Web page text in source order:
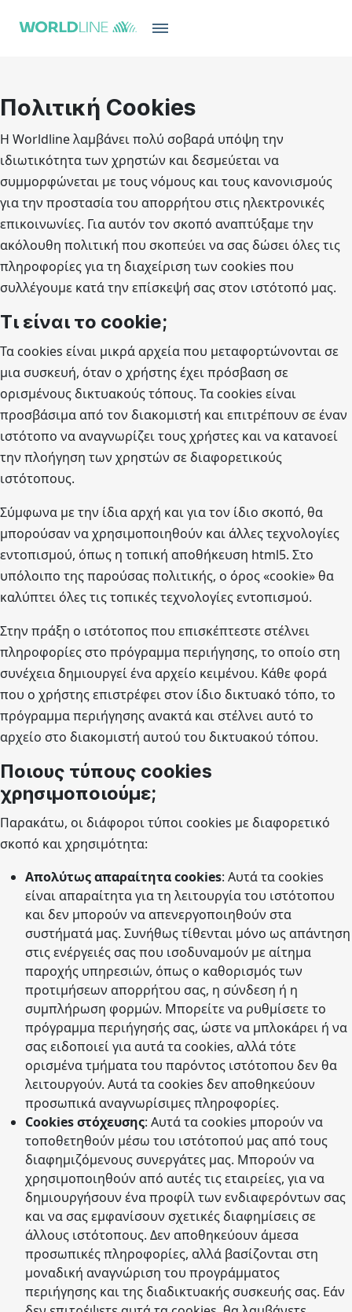
Πολιτική Cookies
Η Worldline λαμβάνει πολύ σοβαρά υπόψη την
ιδιωτικότητα των χρηστών και δεσμεύεται να
συμμορφώνεται με τους νόμους και τους κανονισμούς
για την προστασία του απορρήτου στις ηλεκτρονικές
επικοινωνίες. Για αυτόν τον σκοπό αναπτύξαμε την
ακόλουθη πολιτική που σκοπεύει να σας δώσει όλες τις
πληροφορίες για τη διαχείριση των cookies που
συλλέγουμε κατά την επίσκεψή σας στον ιστότοπό μας.
Τι είναι το cookie;
Τα cookies είναι μικρά αρχεία που μεταφορτώνονται σε
μια συσκευή, όταν ο χρήστης έχει πρόσβαση σε
ορισμένους δικτυακούς τόπους. Τα cookies είναι
προσβάσιμα από τον διακομιστή και επιτρέπουν σε έναν
ιστότοπο να αναγνωρίζει τους χρήστες και να κατανοεί
την πλοήγηση των χρηστών σε διαφορετικούς
ιστότοπους.
Σύμφωνα με την ίδια αρχή και για τον ίδιο σκοπό, θα
μπορούσαν να χρησιμοποιηθούν και άλλες τεχνολογίες
εντοπισμού, όπως η τοπική αποθήκευση html5. Στο
υπόλοιπο της παρούσας πολιτικής, ο όρος «cookie» θα
καλύπτει όλες τις τοπικές τεχνολογίες εντοπισμού.
Στην πράξη ο ιστότοπος που επισκέπτεστε στέλνει
πληροφορίες στο πρόγραμμα περιήγησης, το οποίο στη
συνέχεια δημιουργεί ένα αρχείο κειμένου. Κάθε φορά
που ο χρήστης επιστρέφει στον ίδιο δικτυακό τόπο, το
πρόγραμμα περιήγησης ανακτά και στέλνει αυτό το
αρχείο στο διακομιστή αυτού του δικτυακού τόπου.
Ποιους τύπους cookies
χρησιμοποιούμε;
Παρακάτω, οι διάφοροι τύποι cookies με διαφορετικό
σκοπό και χρησιμότητα:
Απολύτως απαραίτητα cookies: Αυτά τα cookies
είναι απαραίτητα για τη λειτουργία του ιστότοπου
και δεν μπορούν να απενεργοποιηθούν στα
συστήματά μας. Συνήθως τίθενται μόνο ως απάντηση
στις ενέργειές σας που ισοδυναμούν με αίτημα
παροχής υπηρεσιών, όπως ο καθορισμός των
προτιμήσεων απορρήτου σας, η σύνδεση ή η
συμπλήρωση φορμών. Μπορείτε να ρυθμίσετε το
πρόγραμμα περιήγησής σας, ώστε να μπλοκάρει ή να
σας ειδοποιεί για αυτά τα cookies, αλλά τότε
ορισμένα τμήματα του παρόντος ιστότοπου δεν θα
λειτουργούν. Αυτά τα cookies δεν αποθηκεύουν
προσωπικά αναγνωρίσιμες πληροφορίες.
Cookies στόχευσης: Αυτά τα cookies μπορούν να
τοποθετηθούν μέσω του ιστότοπού μας από τους
διαφημιζόμενους συνεργάτες μας. Μπορούν να
χρησιμοποιηθούν από αυτές τις εταιρείες, για να
δημιουργήσουν ένα προφίλ των ενδιαφερόντων σας
και να σας εμφανίσουν σχετικές διαφημίσεις σε
άλλους ιστότοπους. Δεν αποθηκεύουν άμεσα
προσωπικές πληροφορίες, αλλά βασίζονται στη
μοναδική αναγνώριση του προγράμματος
περιήγησης και της διαδικτυακής συσκευής σας. Εάν